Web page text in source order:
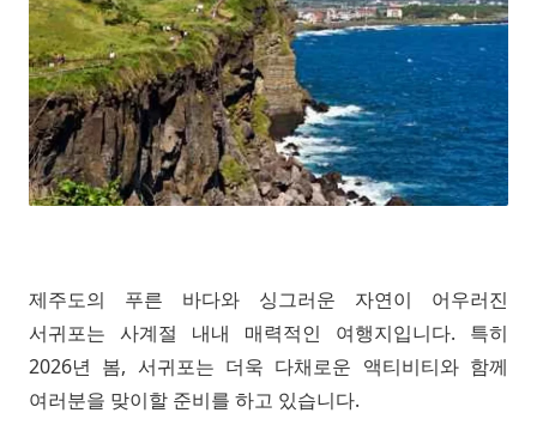
제주도의 푸른 바다와 싱그러운 자연이 어우러진
서귀포는 사계절 내내 매력적인 여행지입니다. 특히
2026년 봄, 서귀포는 더욱 다채로운 액티비티와 함께
여러분을 맞이할 준비를 하고 있습니다.